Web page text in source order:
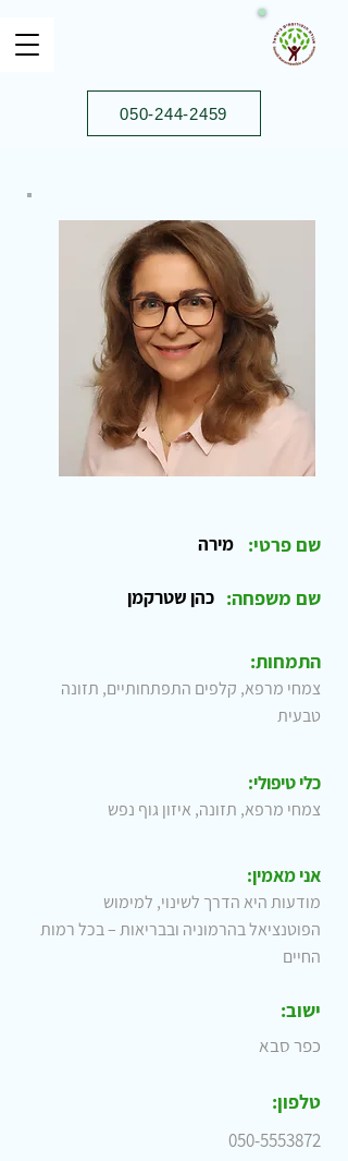
050-244-2459⁩
מירה שם פרטי:
כהן שטרקמן שם משפחה:
התמחות:
צמחי מרפא, קלפים התפתחותיים, תזונה
טבעית
כלי טיפולי:
צמחי מרפא, תזונה, איזון גוף נפש
אני מאמין:
מודעות היא הדרך לשינוי, למימוש
הפוטנציאל בהרמוניה ובבריאות – בכל רמות
החיים
ישוב:
כפר סבא
טלפון:
050-5553872